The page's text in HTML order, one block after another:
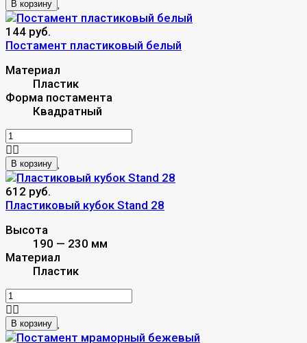
В корзину
144 руб.
Постамент пластиковый белый
Материал
Пластик
Форма постамента
Квадратный
В корзину
612 руб.
Пластиковый кубок Stand 28
Высота
190 — 230 мм
Материал
Пластик
В корзину